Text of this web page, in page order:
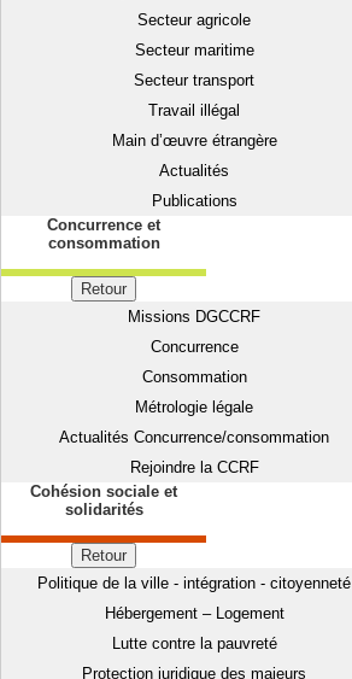
Secteur agricole
Secteur maritime
Secteur transport
Travail illégal
Main d’œuvre étrangère
Actualités
Publications
Concurrence et
consommation
Retour
Missions DGCCRF
Concurrence
Consommation
Métrologie légale
Actualités Concurrence/consommation
Rejoindre la CCRF
Cohésion sociale et
solidarités
Retour
Politique de la ville - intégration - citoyenneté
Hébergement – Logement
Lutte contre la pauvreté
Protection juridique des majeurs